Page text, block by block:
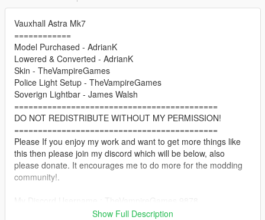
Vauxhall Astra Mk7
============
Model Purchased - AdrianK
Lowered & Converted - AdrianK
Skin - TheVampireGames
Police Light Setup - TheVampireGames
Soverign Lightbar - James Walsh
===========================================
DO NOT REDISTRIBUTE WITHOUT MY PERMISSION!
===========================================
Please If you enjoy my work and want to get more things like
this then please join my discord which will be below, also
please donate. It encourages me to do more for the modding
community!.
My Official Discord : https://discord.gg/vxbnNpY
Show Full Description